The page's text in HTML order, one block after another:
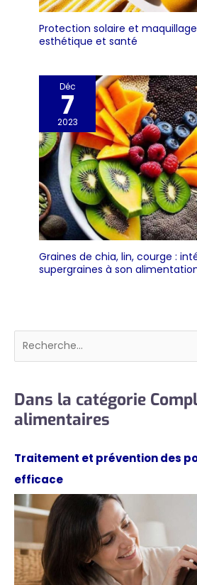
Protection solaire et
esthétique et santé
Déc
7
2023
Graines de chia, lin, courge :
supergraines à son
Rechercher
Dans la catégorie
alimentaires
Traitement et prévention des
efficace